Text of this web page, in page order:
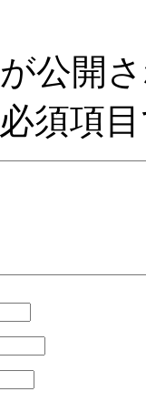
公開
須項